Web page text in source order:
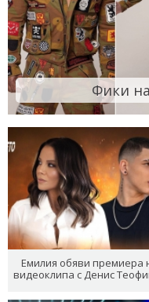
Фики
Емилия обяви премиера
видеоклипа с Денис